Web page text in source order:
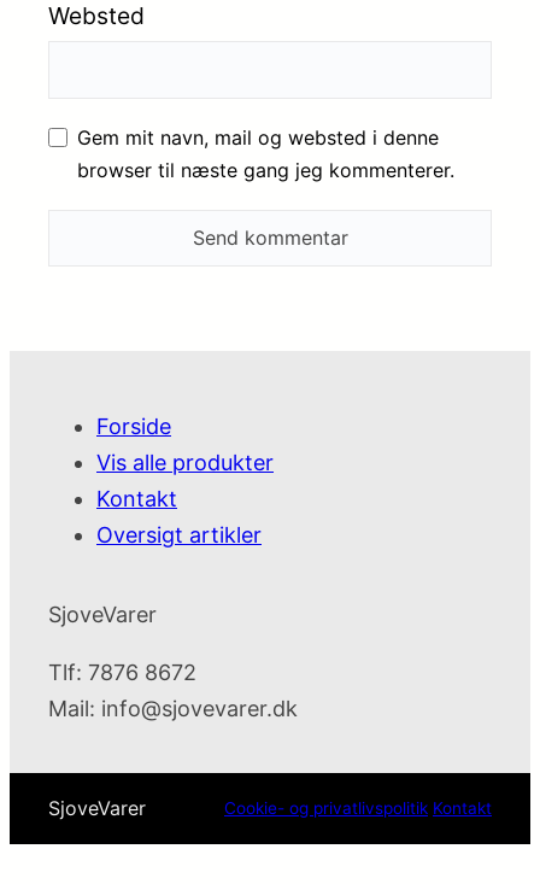
Websted
Gem mit navn, mail og websted i denne
browser til næste gang jeg kommenterer.
Forside
Vis alle produkter
Kontakt
Oversigt artikler
SjoveVarer
Tlf: 7876 8672
Mail: info@sjovevarer.dk
SjoveVarer Cookie- og privatlivspolitik Kontakt